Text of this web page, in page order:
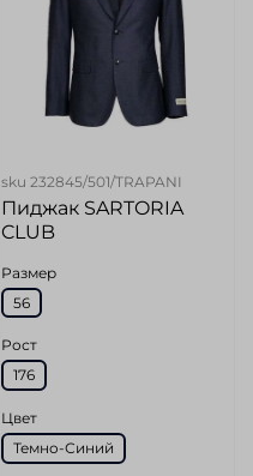
sku 232845/501/TRAPANI
Пиджак SARTORIA
CLUB
Размер
56
Рост
176
Цвет
Темно-Синий